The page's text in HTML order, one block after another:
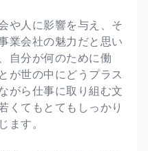
や人に影響を与え、そ
業会社の魅力だと思い
自分が何のために働
が世の中にどうプラス
がら仕事に取り組む文
くてもとてもしっかり
ます。